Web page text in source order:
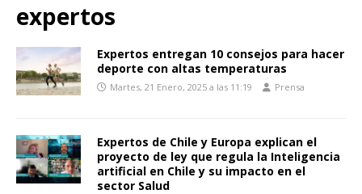
expertos
Expertos entregan 10 consejos para hacer
deporte con altas temperaturas
Martes, 21 Enero, 2025 a las 11:19 Prensa
Expertos de Chile y Europa explican el
proyecto de ley que regula la Inteligencia
artificial en Chile y su impacto en el
sector Salud